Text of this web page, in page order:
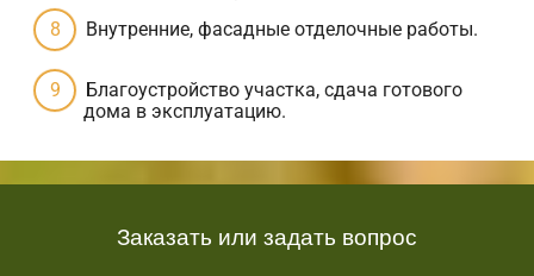
Внутренние, фасадные отделочные работы.
Благоустройство участка, сдача готового
дома в эксплуатацию.
Заказать или задать вопрос